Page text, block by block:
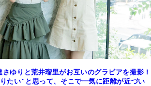
さゆりと荒井瑠里がお互いのグラビアを撮影！
たい"と思って、そこで一気に距離が近づい